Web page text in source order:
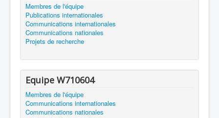
Membres de l'équipe
Publications internationales
Communications internationales
Communications nationales
Projets de recherche
Equipe W710604
Membres de l'équipe
Communications internationales
Communications nationales